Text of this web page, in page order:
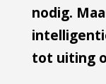
nodig.
tot uiting